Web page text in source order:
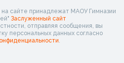
сайте принадлежат МАОУ Гимназии
Заслуженный сайт
отправляя сообщения, вы
персональных данных согласно
.